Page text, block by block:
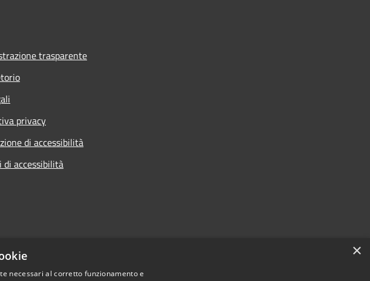
trasparente
privacy
di accessibilità
accessibilità
×
necessari al corretto funzionamento e